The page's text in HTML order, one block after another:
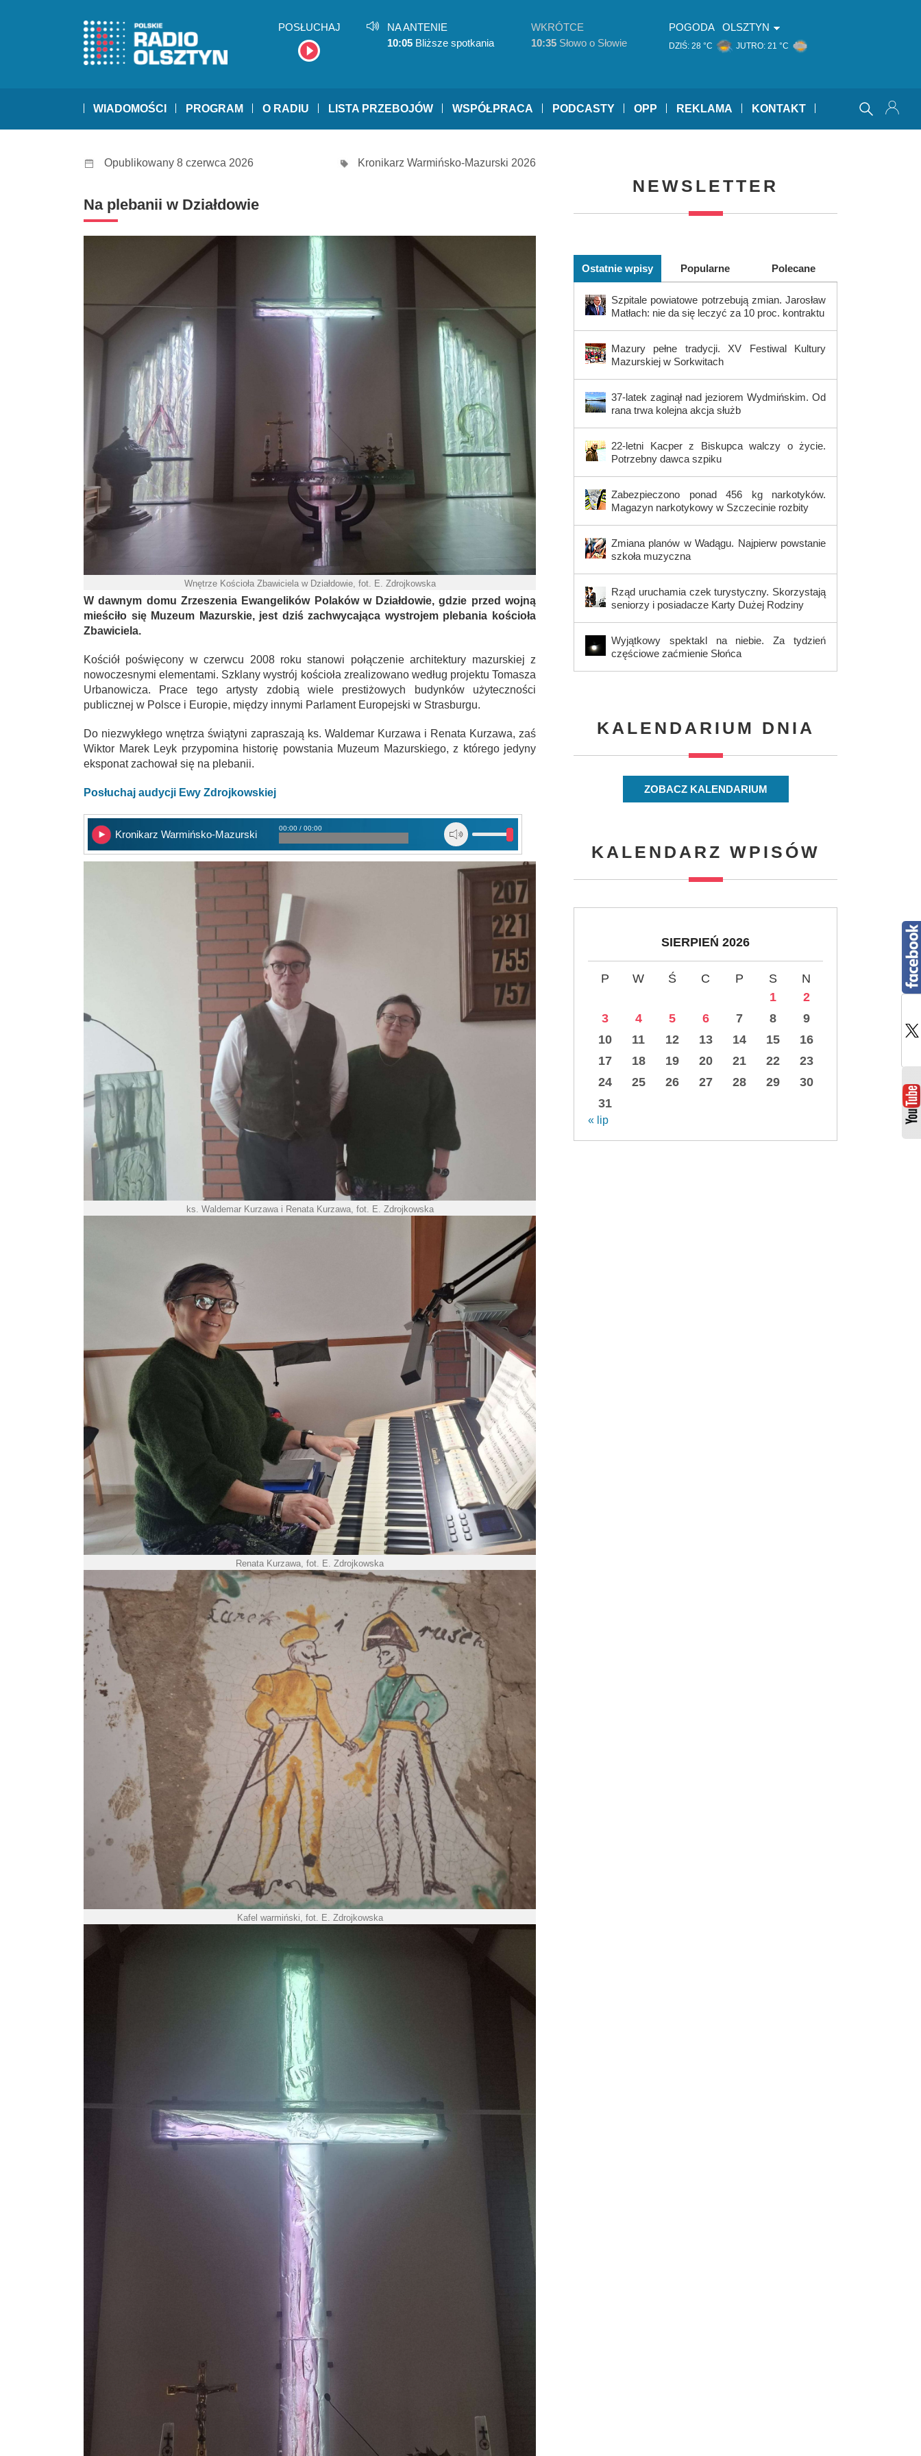
POSŁUCHAJ
NA ANTENIE
10:05 Bliższe spotkania
WKRÓTCE
10:35 Słowo o Słowie
POGODA OLSZTYN
DZIŚ: 28 °C JUTRO: 21 °C
WIADOMOŚCI PROGRAM O RADIU LISTA PRZEBOJÓW WSPÓŁPRACA PODCASTY OPP REKLAMA KONTAKT
Opublikowany 8 czerwca 2026 Kronikarz Warmińsko-Mazurski 2026
Na plebanii w Działdowie
Wnętrze Kościoła Zbawiciela w Działdowie, fot. E. Zdrojkowska
W dawnym domu Zrzeszenia Ewangelików Polaków w Działdowie, gdzie przed wojną
mieściło się Muzeum Mazurskie, jest dziś zachwycająca wystrojem plebania kościoła
Zbawiciela.
Kościół poświęcony w czerwcu 2008 roku stanowi połączenie architektury mazurskiej z
nowoczesnymi elementami. Szklany wystrój kościoła zrealizowano według projektu Tomasza
Urbanowicza. Prace tego artysty zdobią wiele prestiżowych budynków użyteczności
publicznej w Polsce i Europie, między innymi Parlament Europejski w Strasburgu.
Do niezwykłego wnętrza świątyni zapraszają ks. Waldemar Kurzawa i Renata Kurzawa, zaś
Wiktor Marek Leyk przypomina historię powstania Muzeum Mazurskiego, z którego jedyny
eksponat zachował się na plebanii.
Posłuchaj audycji Ewy Zdrojkowskiej
Kronikarz Warmińsko-Mazurski
00:00 / 00:00
ks. Waldemar Kurzawa i Renata Kurzawa, fot. E. Zdrojkowska
Renata Kurzawa, fot. E. Zdrojkowska
Kafel warmiński, fot. E. Zdrojkowska
NEWSLETTER
Ostatnie wpisy Popularne Polecane
Szpitale powiatowe potrzebują zmian. Jarosław
Matłach: nie da się leczyć za 10 proc. kontraktu
Mazury pełne tradycji. XV Festiwal Kultury
Mazurskiej w Sorkwitach
37-latek zaginął nad jeziorem Wydmińskim. Od
rana trwa kolejna akcja służb
22-letni Kacper z Biskupca walczy o życie.
Potrzebny dawca szpiku
Zabezpieczono ponad 456 kg narkotyków.
Magazyn narkotykowy w Szczecinie rozbity
Zmiana planów w Wadągu. Najpierw powstanie
szkoła muzyczna
Rząd uruchamia czek turystyczny. Skorzystają
seniorzy i posiadacze Karty Dużej Rodziny
Wyjątkowy spektakl na niebie. Za tydzień
częściowe zaćmienie Słońca
KALENDARIUM DNIA
ZOBACZ KALENDARIUM
KALENDARZ WPISÓW
SIERPIEŃ 2026
P W Ś C P S
N
1
2
3
4 5 6 7 8
9
10
11 12 13 14 15
16
17
18 19 20 21 22
23
24
25 26 27 28 29
30
31
« lip